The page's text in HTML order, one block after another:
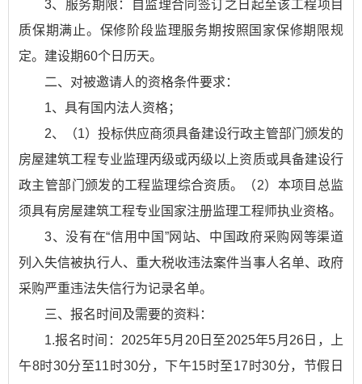
3、服务期限：自监理合同签订之日起至该工程项目
质保期满止。保修阶段监理服务期按照国家保修期限规
定。建设期60个日历天。
二、对被邀请人的资格条件要求：
1、具有国内法人资格；
2、（1）投标供应商须具备建设行政主管部门颁发的
房屋建筑工程专业监理丙级或丙级以上资质或具备建设行
政主管部门颁发的工程监理综合资质。（2）本项目总监
须具有房屋建筑工程专业国家注册监理工程师执业资格。
3、没有在“信用中国”网站、中国政府采购网等渠道
列入失信被执行人、重大税收违法案件当事人名单、政府
采购严重违法失信行为记录名单。
三、报名时间及需要的资料：
1.报名时间：2025年5月20日至2025年5月26日，上
午8时30分至11时30分，下午15时至17时30分，节假日